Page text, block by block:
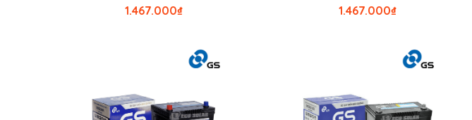
₫
1.467.000 ₫
1.467.000